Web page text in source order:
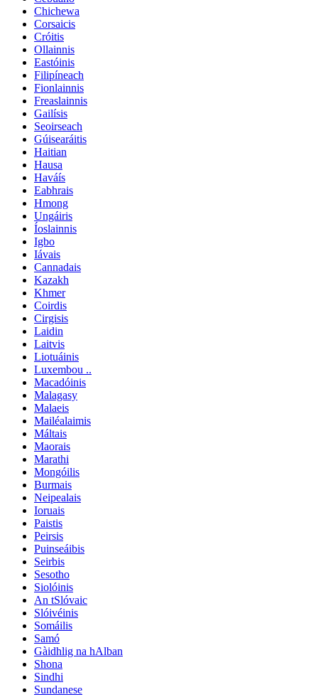
Chichewa
Corsaicis
Cróitis
Ollainnis
Eastóinis
Filipíneach
Fionlainnis
Freaslainnis
Gailísis
Seoirseach
Gúisearáitis
Haitian
Hausa
Haváís
Eabhrais
Hmong
Ungáiris
Íoslainnis
Igbo
Iávais
Cannadais
Kazakh
Khmer
Coirdis
Cirgisis
Laidin
Laitvis
Liotuáinis
Luxembou ..
Macadóinis
Malagasy
Malaeis
Mailéalaimis
Máltais
Maorais
Marathi
Mongóilis
Burmais
Neipealais
Ioruais
Paistis
Peirsis
Puinseáibis
Seirbis
Sesotho
Siolóinis
An tSlóvaic
Slóivéinis
Somáilis
Samó
Gàidhlig na hAlban
Shona
Sindhi
Sundanese